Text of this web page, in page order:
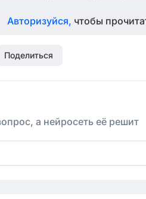
Авторизуйся, чтобы
Поделиться
а нейросеть её решит